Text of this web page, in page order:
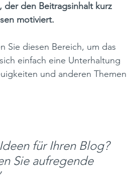
der den Beitragsinhalt kurz
motiviert.
Sie diesen Bereich, um das
einfach eine Unterhaltung
und anderen Themen
für Ihren Blog?
Sie aufregende